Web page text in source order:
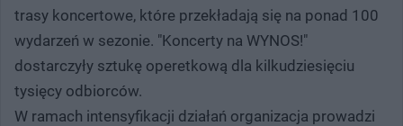
trasy koncertowe, które przekładają się na ponad 100
wydarzeń w sezonie. "Koncerty na WYNOS!"
dostarczyły sztukę operetkową dla kilkudziesięciu
tysięcy odbiorców.
W ramach intensyfikacji działań organizacja prowadzi